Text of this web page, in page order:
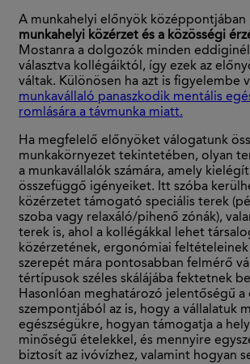
A munkahelyi előnyök középpontjában
munkahelyi közérzet és a közösségi
Mostanra a dolgozók minden
választva kollégáiktól, így ezek az
váltak. Különösen ha azt is figyelembe
munkavállaló panaszkodik mentális
romlására a távmunka miatt.
Ha megfelelő előnyöket válogatunk
munkakörnyezet tekintetében, olyan
a munkavállalók számára, amely
összefüggő igényeiket. Itt szóba
közérzetet támogató speciális terek
szoba vagy relaxáló/pihenő zónák),
terek is, ahol a kollégákkal lehet
közérzetének, ergonómiai feltételeinek
szerepét mára pontosabban felmérő
tértípusok széles skálájába fektetnek
Hasonlóan meghatározó jelentőségű
szempontjából az is, hogy a vállalatuk
egészségükre, hogyan támogatja a
minőségű ételekkel, és mennyire
biztosít az ivóvízhez, valamint hogyan